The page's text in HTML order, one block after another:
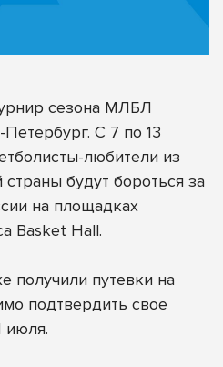
сезона МЛБЛ
С 7 по 13
любители из
будут бороться за
на площадках
Basket Hall.
получили путевки на
подтвердить свое
июля.